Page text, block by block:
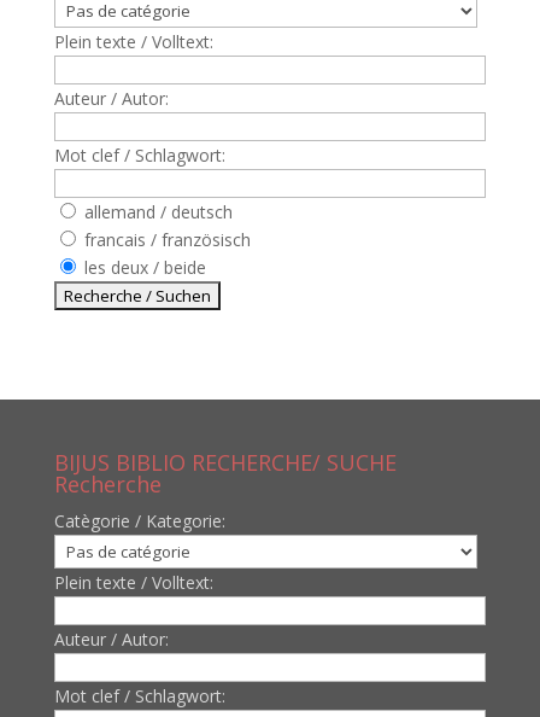
Plein texte / Volltext:
Auteur / Autor:
Mot clef / Schlagwort:
allemand / deutsch
francais / französisch
les deux / beide
BIJUS BIBLIO RECHERCHE/ SUCHE
Recherche
Catègorie / Kategorie:
Plein texte / Volltext:
Auteur / Autor:
Mot clef / Schlagwort: